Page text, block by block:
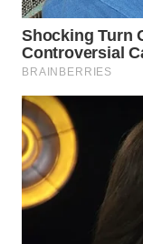
Group
WAHANA
NEWS
WAHANA
TANI
WAHANA
ADVOKAT